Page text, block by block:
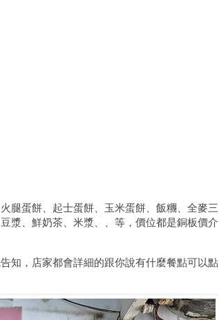
腿蛋餅、起士蛋餅、玉米蛋餅、飯糰、 全麥三
漿、鮮奶茶、米漿、
等，價位都是銅板價介
知，店家都會詳細的跟你說有什麼餐點可以點